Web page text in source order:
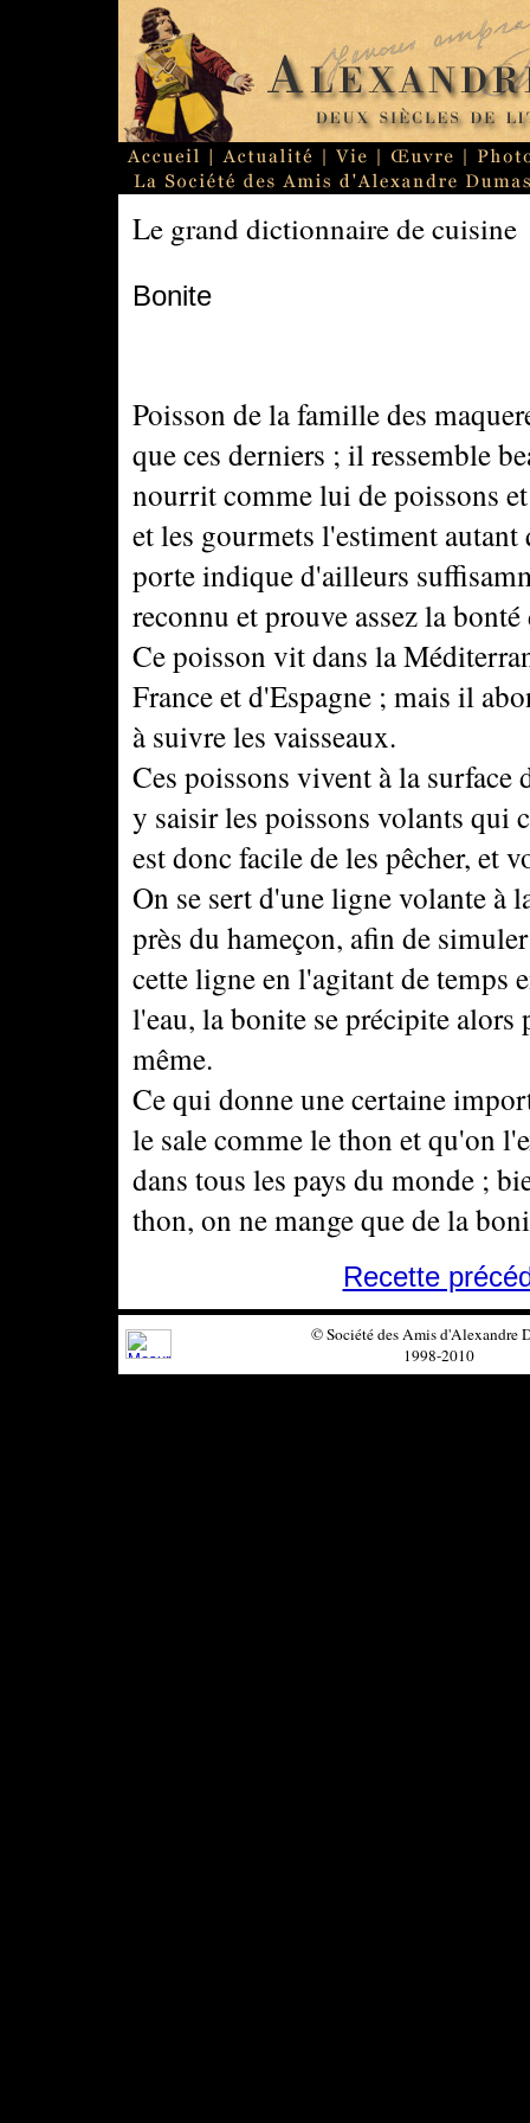
Le grand dictionnaire de cuisine
Bonite
Poisson de la famille des
que ces derniers ; il ressemble
nourrit comme lui de poissons
et les gourmets l'estiment
porte indique d'ailleurs
reconnu et prouve assez la bonté
Ce poisson vit dans la
France et d'Espagne ; mais il
à suivre les vaisseaux.
Ces poissons vivent à la surface
y saisir les poissons volants
est donc facile de les pêcher, et
On se sert d'une ligne volante à
près du hameçon, afin de
cette ligne en l'agitant de temps
l'eau, la bonite se précipite alors
même.
Ce qui donne une certaine
le sale comme le thon et qu'on
dans tous les pays du monde ;
thon, on ne mange que de la
Recette
© Société des Amis d'Alexandre
1998-2010